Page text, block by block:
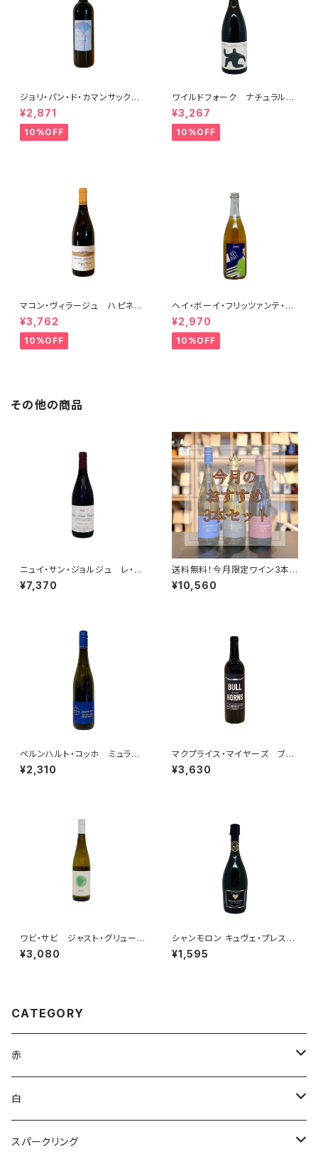
ジョリ・パン・ド・カマンサック 2
018
¥2,871
10%OFF
ワイルドフォーク ナチュラル
シャルドネ 2023
¥3,267
10%OFF
マコン・ヴィラージュ ハピネ
ス 2023 ブレノ・ベランジェ
¥3,762
10%OFF
ヘイ・ボーイ・フリッツァンテ・ビ
アンコ 2022 オールド・ボー
イ
¥2,970
10%OFF
その他の商品
ニュイ・サン・ジョルジュ レ・ゾ
ー・プリュリエ 2021 フレデリ
ック・エスモナン
¥7,370
送料無料！今月限定ワイン3本セ
ット｜白2本・赤1本の高コスパ厳
選ワイン
¥10,560
ベルンハルト・コッホ ミュラー・
トゥルガウ プティ・チエ トロ
ッケン 2024
¥2,310
マクプライス・マイヤーズ ブ
ル・バイ・ザ・ホーン カベルネ・
ソーヴィニヨン 2022
¥3,630
ワビ・サビ ジャスト・グリューナ
ー・ヴェルトリーナー 2023
¥3,080
シャンモロン キュヴェ・プレステ
ージュ ブラン・ド・ブラン
¥1,595
CATEGORY
赤
ブルゴーニュ
ボルドー
白
アルザス
スパークリング